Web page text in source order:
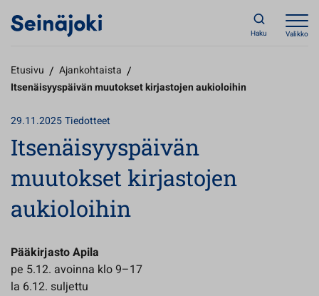
Haku Valikko
Etusivu / Ajankohtaista /
Itsenäisyyspäivän muutokset kirjastojen aukioloihin
29.11.2025Tiedotteet
Itsenäisyyspäivän
muutokset kirjastojen
aukioloihin
Pääkirjasto Apila
pe 5.12. avoinna klo 9–17
la 6.12. suljettu